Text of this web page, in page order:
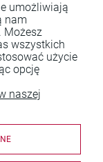
umożliwiają
nam
Możesz
wszystkich
użycie
opcję
naszej